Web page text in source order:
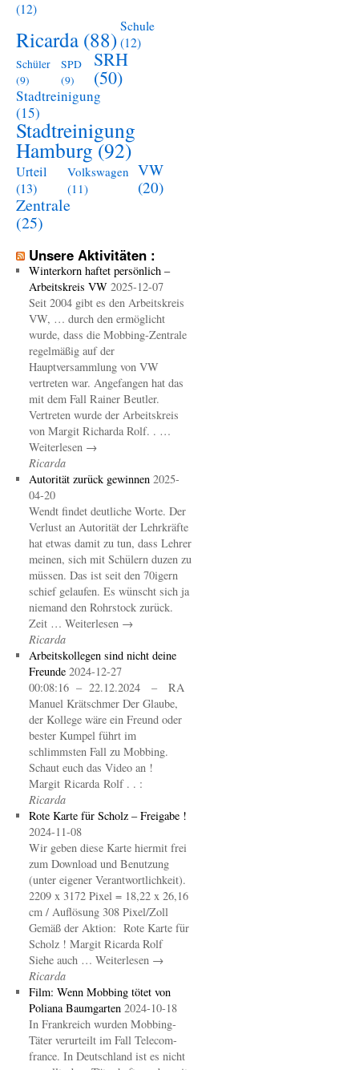
(12)
Ricarda (88) Schule
(12)
Schüler
(9)
SPD
(9)
SRH
(50)
Stadtreinigung
(15)
Stadtreinigung
Hamburg(92)
Urteil
(13)
Volkswagen
(11)
VW
(20)
Zentrale
(25)
Unsere Aktivitäten :
Winterkorn haftet persönlich –
Arbeitskreis VW 2025-12-07
Seit 2004 gibt es den Arbeitskreis
VW, … durch den ermöglicht
wurde, dass die Mobbing-Zentrale
regelmäßig auf der
Hauptversammlung von VW
vertreten war. Angefangen hat das
mit dem Fall Rainer Beutler.
Vertreten wurde der Arbeitskreis
von Margit Richarda Rolf. . …
Weiterlesen →
Ricarda
Autorität zurück gewinnen 2025-
04-20
Wendt findet deutliche Worte. Der
Verlust an Autorität der Lehrkräfte
hat etwas damit zu tun, dass Lehrer
meinen, sich mit Schülern duzen zu
müssen. Das ist seit den 70igern
schief gelaufen. Es wünscht sich ja
niemand den Rohrstock zurück.
Zeit … Weiterlesen →
Ricarda
Arbeitskollegen sind nicht deine
Freunde 2024-12-27
00:08:16 – 22.12.2024 – RA
Manuel Krätschmer Der Glaube,
der Kollege wäre ein Freund oder
bester Kumpel führt im
schlimmsten Fall zu Mobbing.
Schaut euch das Video an !
Margit Ricarda Rolf . . :
Ricarda
Rote Karte für Scholz – Freigabe !
2024-11-08
Wir geben diese Karte hiermit frei
zum Download und Benutzung
(unter eigener Verantwortlichkeit).
2209 x 3172 Pixel = 18,22 x 26,16
cm / Auflösung 308 Pixel/Zoll
Gemäß der Aktion: Rote Karte für
Scholz ! Margit Ricarda Rolf
Siehe auch … Weiterlesen →
Ricarda
Film: Wenn Mobbing tötet von
Poliana Baumgarten 2024-10-18
In Frankreich wurden Mobbing-
Täter verurteilt im Fall Telecom-
france. In Deutschland ist es nicht